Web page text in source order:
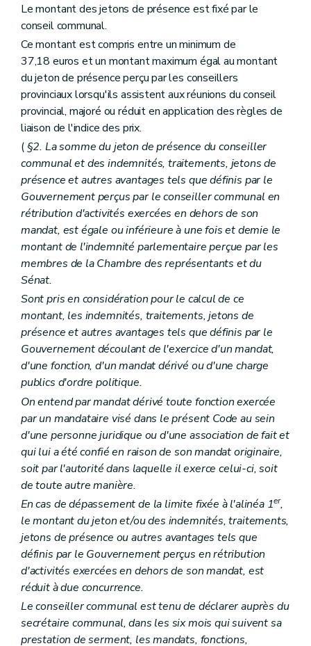
Art. L1431-1
Titre IV Administration des (secteurs)
Chapitre unique
Art. L1441-1
Titre V Les finances des (secteurs)
Chapitre unique
Art. L1451-1
Art. L1451-2
Art. L1451-3
Livre V De la coopération entre communes
Titre premier Dispositions générales
Chapitre premier Champ d'application
Art. L1511-1
Chapitre II Les modes de coopération
Section première Les conventions entre communes
Art. L1512-1
Section 2
Les associations de projet
Art. L1512-2
Section 3 Les (...– Décret du 9 mars 2007, art. 3) intercommunales
Art. L1512-3
Art. L1512-5
Section 4 Dispositions communes
Art. L1512-6
Titre II Modalités de fonctionnement
Chapitre premier
Les conventions entre communes
Art. L1521-1
Art. L1521-2
Art. L1521-3
Chapitre II
Les associations de projet
Art. L1522-1
Art. L1522-2
Art. L1522-3
Art. L1522-4
Art. L1522-5
Art. L1522-6
Art. L1522-7
Art. L1522-8
Chapitre III Les intercommunales
Section première Les statuts
Art. L1523-1
Art. L1523-2
Art. L1523-3
Art. L1523-5
Art. L1523-6
Section 2 Les organes de l'intercommunale
Sous-section première
Dispositions générales
Le montant des jetons de présence est fixé par le
conseil communal.
Ce montant est compris entre un minimum de
37,18 euros et un montant maximum égal au montant
du jeton de présence perçu par les conseillers
provinciaux lorsqu'ils assistent aux réunions du conseil
provincial, majoré ou réduit en application des règles de
liaison de l'indice des prix.
( §2. La somme du jeton de présence du conseiller
communal et des indemnités, traitements, jetons de
présence et autres avantages tels que définis par le
Gouvernement perçus par le conseiller communal en
rétribution d'activités exercées en dehors de son
mandat, est égale ou inférieure à une fois et demie le
montant de l'indemnité parlementaire perçue par les
membres de la Chambre des représentants et du
Sénat.
Sont pris en considération pour le calcul de ce
montant, les indemnités, traitements, jetons de
présence et autres avantages tels que définis par le
Gouvernement découlant de l'exercice d'un mandat,
d'une fonction, d'un mandat dérivé ou d'une charge
publics d'ordre politique.
On entend par mandat dérivé toute fonction exercée
par un mandataire visé dans le présent Code au sein
d'une personne juridique ou d'une association de fait et
qui lui a été confié en raison de son mandat originaire,
soit par l'autorité dans laquelle il exerce celui-ci, soit
de toute autre manière.
En cas de dépassement de la limite fixée à l'alinéa 1er,
le montant du jeton et/ou des indemnités, traitements,
jetons de présence ou autres avantages tels que
définis par le Gouvernement perçus en rétribution
d'activités exercées en dehors de son mandat, est
réduit à due concurrence.
Le conseiller communal est tenu de déclarer auprès du
secrétaire communal, dans les six mois qui suivent sa
prestation de serment, les mandats, fonctions,